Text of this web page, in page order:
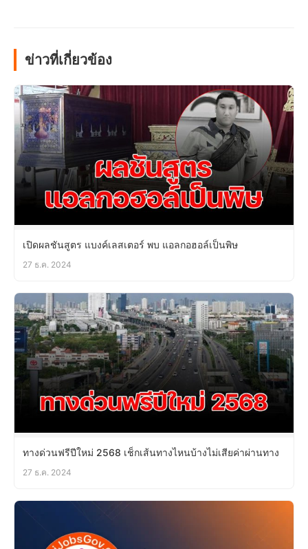
ข่าวที่เกี่ยวข้อง
เปิดผลชันสูตร แบงค์เลสเตอร์ พบ แอลกอฮอล์เป็นพิษ
27 ธ.ค. 2024
ทางด่วนฟรีปีใหม่ 2568 เช็กเส้นทางไหนบ้างไม่เสียค่าผ่านทาง
27 ธ.ค. 2024